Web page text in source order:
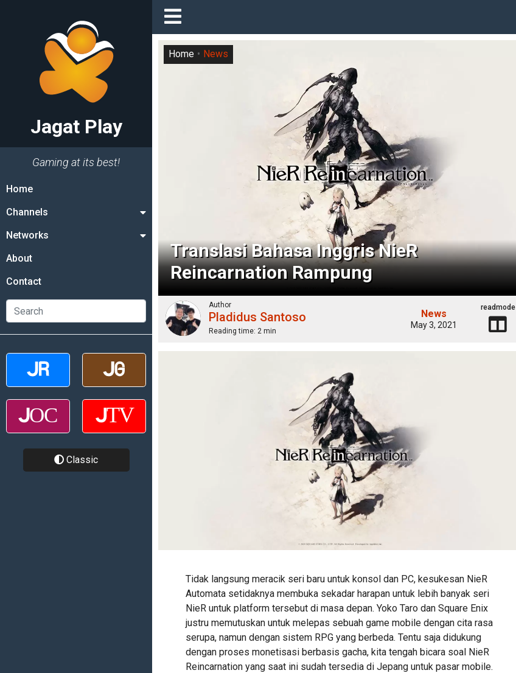
Jagat Play
Gaming at its best!
Home
Channels
Networks
About
Contact
Classic
Translasi Bahasa Inggris NieR
Reincarnation Rampung
Home News
Author
Pladidus Santoso
Reading time: 2 min
News
May 3, 2021
readmode
Tidak langsung meracik seri baru untuk konsol dan PC, kesukesan NieR
Automata setidaknya membuka sekadar harapan untuk lebih banyak seri
NieR untuk platform tersebut di masa depan. Yoko Taro dan Square Enix
justru memutuskan untuk melepas sebuah game mobile dengan cita rasa
serupa, namun dengan sistem RPG yang berbeda. Tentu saja didukung
dengan proses monetisasi berbasis gacha, kita tengah bicara soal NieR
Reincarnation yang saat ini sudah tersedia di Jepang untuk pasar mobile.